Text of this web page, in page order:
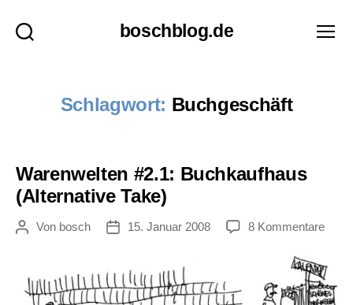
boschblog.de
Schlagwort: Buchgeschäft
Warenwelten #2.1: Buchkaufhaus
(Alternative Take)
Beitragsautor
Von bosch Veröffentlichungsdatum
15. Januar 2008 8 Kommentarezu